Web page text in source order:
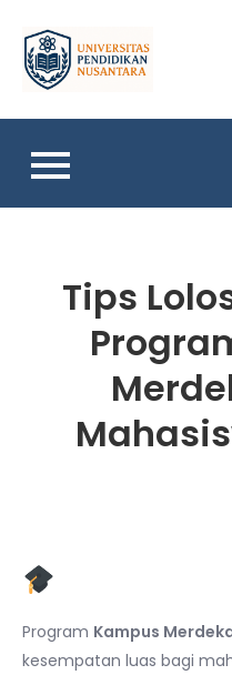
content
Tips
Program Kampus
kesempatan luas bagi